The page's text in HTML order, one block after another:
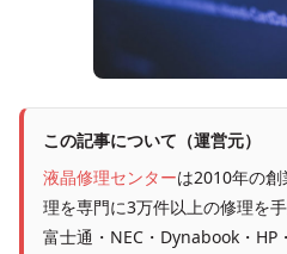
この記事について（運営元）
液晶修理センターは2010年の
理を専門に3万件以上の修理を
富士通・NEC・Dynabook・HP